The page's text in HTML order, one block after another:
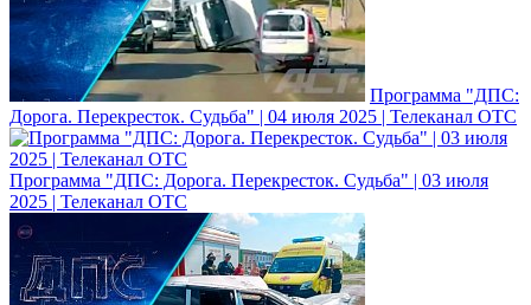
Программа "ДПС:
Дорога. Перекресток. Судьба" | 04 июля 2025 | Телеканал ОТС
Программа "ДПС: Дорога. Перекресток. Судьба" | 03 июля
2025 | Телеканал ОТС